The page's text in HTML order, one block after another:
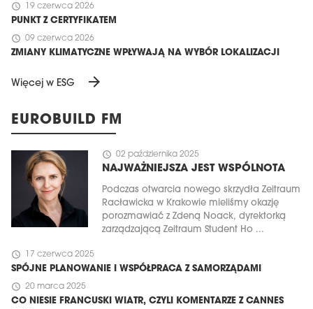
schedule 19 czerwca 2026
PUNKT Z CERTYFIKATEM
schedule 09 czerwca 2026
ZMIANY KLIMATYCZNE WPŁYWAJĄ NA WYBÓR LOKALIZACJI
Więcej w ESG arrow_forward
EUROBUILD FM
schedule 02 października 2025
NAJWAŻNIEJSZA JEST WSPÓLNOTA
Podczas otwarcia nowego skrzydła Zeitraum
Racławicka w Krakowie mieliśmy okazję
porozmawiać z Zdeną Noack, dyrektorką
zarządzającą Zeitraum Student Ho ...
schedule 17 czerwca 2025
SPÓJNE PLANOWANIE I WSPÓŁPRACA Z SAMORZĄDAMI
schedule 20 marca 2025
CO NIESIE FRANCUSKI WIATR, CZYLI KOMENTARZE Z CANNES